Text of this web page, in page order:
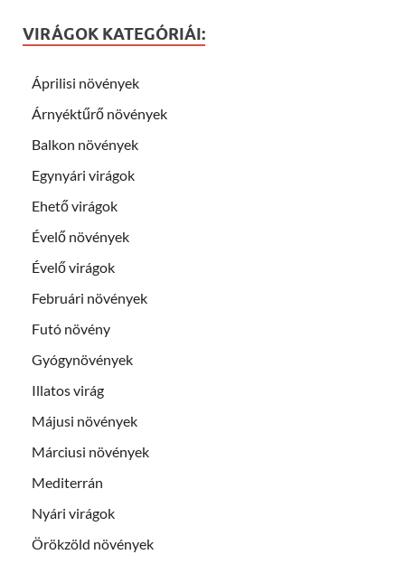
VIRÁGOK KATEGÓRIÁI:
Áprilisi növények
Árnyéktűrő növények
Balkon növények
Egynyári virágok
Ehető virágok
Évelő növények
Évelő virágok
Februári növények
Futó növény
Gyógynövények
Illatos virág
Májusi növények
Márciusi növények
Mediterrán
Nyári virágok
Örökzöld növények